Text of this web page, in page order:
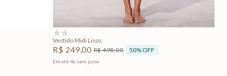
Adicionar na sacola
Vestido Midi Lisos
R$ 249,00 R$498,00 50% OFF
Em até4x sem juros